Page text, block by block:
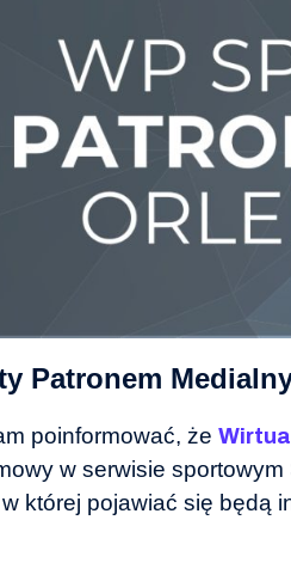
Patronem
poinformować, że
w serwisie
której pojawiać się będą